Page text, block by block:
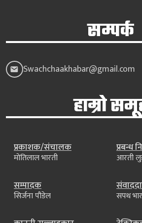
सम्पर्क
Swachchaakhabar@gmail.com
हाम्रो
प्रकाशक/संचालक
मोतिलाल भारती
प्रबन्ध
आरती
सम्पादक
सिर्जना पौडेल सपथ